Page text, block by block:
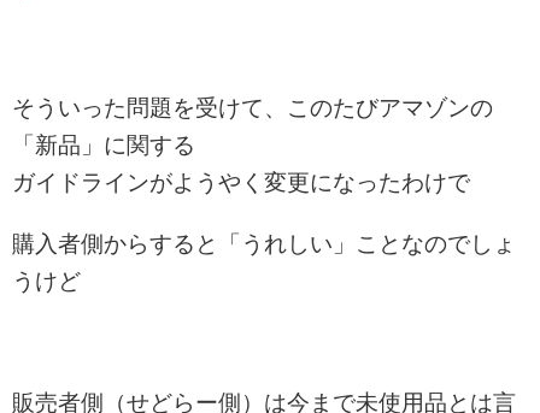
そういった問題を受けて、このたびアマゾンの
「新品」に関する
ガイドラインがようやく変更になったわけで
購入者側からすると「うれしい」ことなのでしょ
うけど
販売者側（せどらー側）は今まで未使用品とは言